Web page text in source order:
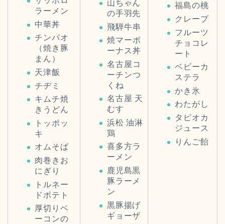
ラーメン
中華丼
チンパオ
（焼き豚
まん）
天津飯
チヂミ
キムチ焼
きうどん
トッポッ
キ
オムそば
肉巻きお
にぎり
トルネー
ドポテト
厚切りベ
ーコンの
山ちゃん
の手羽先
飛騨牛串
焼マーボ
ーナス丼
名古屋コ
ーチンつ
くね
名古屋 天
むす
浜松 油淋
鶏
喜多方ラ
ーメン
鹿児島黒
豚ラーメ
ン
黒豚揚げ
ギョーザ
福島の桃
クレープ
フルーツ
チョコレ
ート
ベビーカ
ステラ
かき氷
わたがし
タピオカ
ジュース
りん ご飴